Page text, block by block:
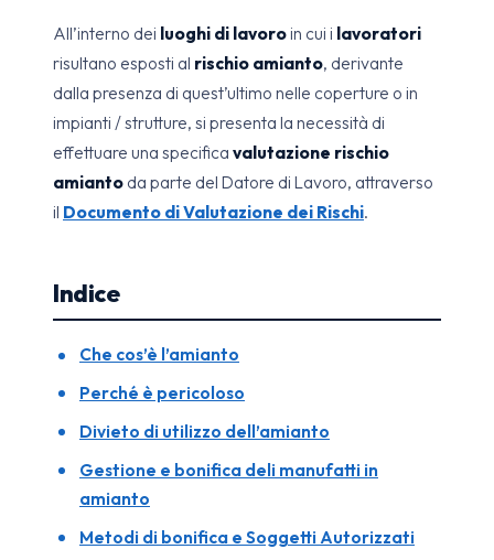
All’interno dei luoghi di lavoroin cui i lavoratori
risultano esposti al rischio amianto, derivante
dalla presenza di quest’ultimo nelle coperture o in
impianti / strutture, si presenta la necessità di
effettuare una specifica valutazione rischio
amianto da parte del Datore di Lavoro, attraverso
il Documento di Valutazione dei Rischi.
Indice
Che cos’è l’amianto
Perché è pericoloso
Divieto di utilizzo dell’amianto
Gestione e bonifica deli manufatti in
amianto
Metodi di bonifica e Soggetti Autorizzati